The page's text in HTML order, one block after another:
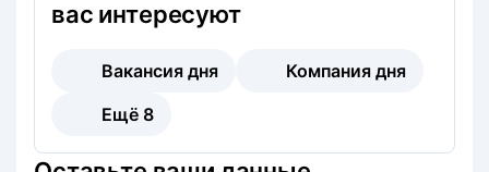
вас интересуют
Вакансия дня
Компания дня
Ещё 8